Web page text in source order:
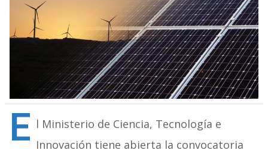
E l Ministerio de Ciencia, Tecnología e
Innovación tiene abierta la convocatoria